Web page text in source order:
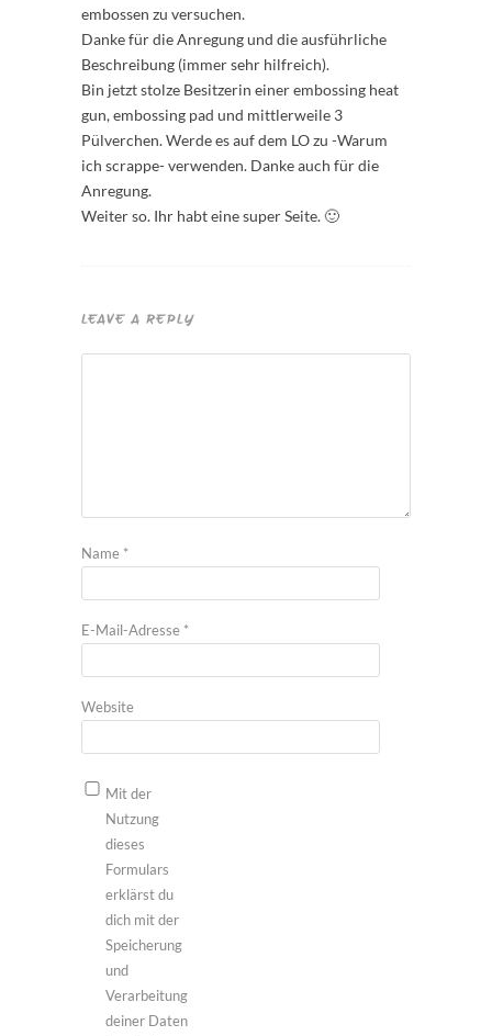
embossen zu versuchen.
Danke für die Anregung und die ausführliche
Beschreibung (immer sehr hilfreich).
Bin jetzt stolze Besitzerin einer embossing heat
gun, embossing pad und mittlerweile 3
Pülverchen. Werde es auf dem LO zu -Warum
ich scrappe- verwenden. Danke auch für die
Anregung.
Weiter so. Ihr habt eine super Seite. 🙂
LEAVE A REPLY
Name *
E-Mail-Adresse *
Website
Mit der
Nutzung
dieses
Formulars
erklärst du
dich mit der
Speicherung
und
Verarbeitung
deiner Daten